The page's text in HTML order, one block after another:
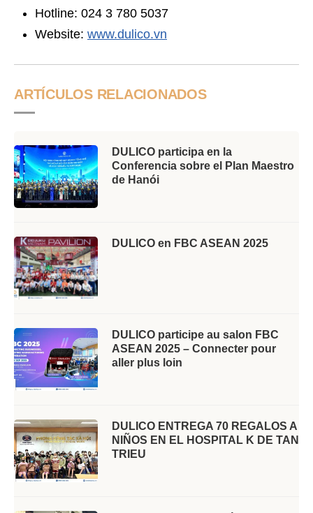
Hotline: 024 3 780 5037
Website: www.dulico.vn
ARTÍCULOS RELACIONADOS
DULICO participa en la
Conferencia sobre el Plan Maestro
de Hanói
DULICO en FBC ASEAN 2025
DULICO participe au salon FBC
ASEAN 2025 – Connecter pour
aller plus loin
DULICO ENTREGA 70 REGALOS A
NIÑOS EN EL HOSPITAL K DE TAN
TRIEU